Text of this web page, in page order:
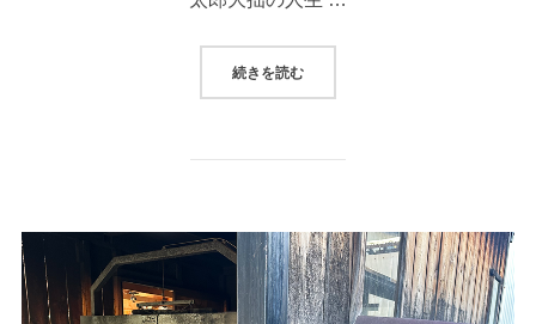
続きを読む